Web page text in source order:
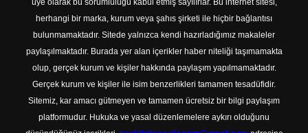
üye olarak bu sorumluluğu kabul etmiş sayılırlar. Bu internet sitesi,
herhangi bir marka, kurum veya şahıs şirketi ile hiçbir bağlantısı
bulunmamaktadır. Sitede yalnızca kendi hazırladığımız makaleler
paylaşılmaktadır. Burada yer alan içerikler haber niteliği taşımamakta
olup, gerçek kurum ve kişiler hakkında paylaşım yapılmamaktadır.
Gerçek kurum ve kişiler ile isim benzerlikleri tamamen tesadüfidir.
Sitemiz, kar amacı gütmeyen ve tamamen ücretsiz bir bilgi paylaşım
platformudur. Hukuka ve yasal düzenlemelere aykırı olduğunu